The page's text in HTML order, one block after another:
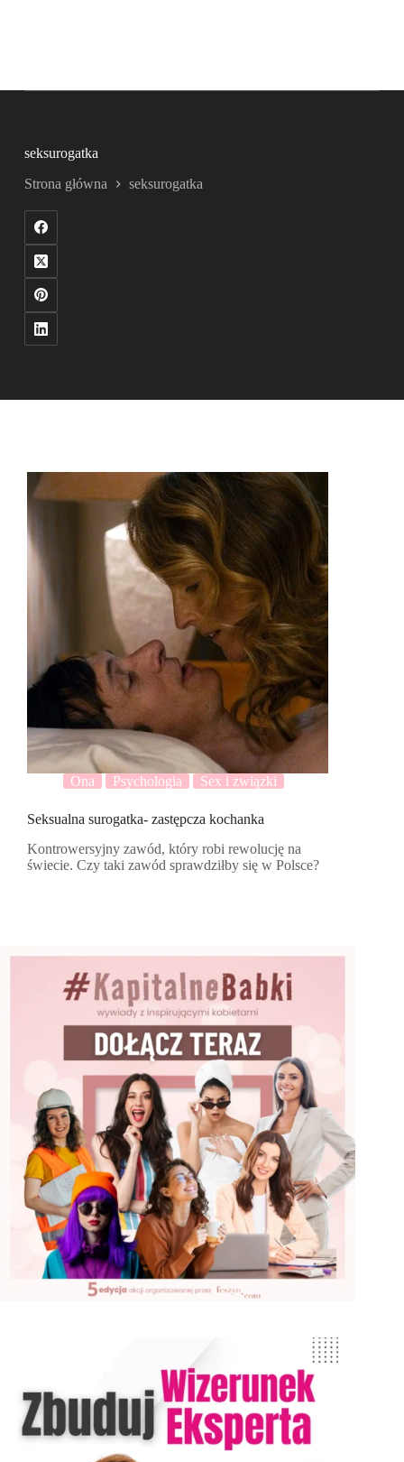
seksurogatka
Strona główna seksurogatka
Ona Psychologia Sex i związki
Seksualna surogatka- zastępcza kochanka
Kontrowersyjny zawód, który robi rewolucję na
świecie. Czy taki zawód sprawdziłby się w Polsce?